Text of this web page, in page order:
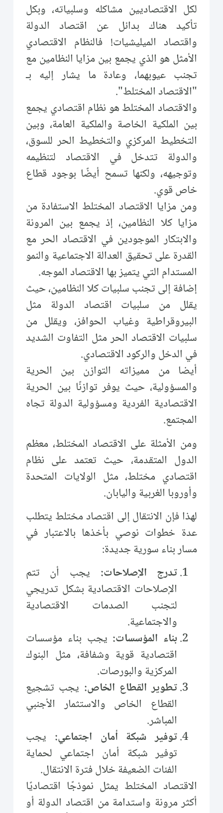
لكل الاقتصاديين مشاكله وسلبياته، وبكل
تأكيد هناك بدائل عن اقتصاد الدولة
واقتصاد الميليشيات! فالنظام الاقتصادي
الأمثل هو الذي يجمع بين مزايا النظامين مع
تجنب عيوبهما، وعادة ما يشار إليه بـ
"الاقتصاد المختلط".
والاقتصاد المختلط هو نظام اقتصادي يجمع
بين الملكية الخاصة والملكية العامة، وبين
التخطيط المركزي والتخطيط الحر للسوق،
والدولة تتدخل في الاقتصاد لتنظيمه
وتوجيهه، ولكنها تسمح أيضًا بوجود قطاع
خاص قوي.
ومن مزايا الاقتصاد المختلط الاستفادة من
مزايا كلا النظامين، إذ يجمع بين المرونة
والابتكار الموجودين في الاقتصاد الحر مع
القدرة على تحقيق العدالة الاجتماعية والنمو
المستدام التي يتميز بها الاقتصاد الموجه.
إضافة إلى تجنب سلبيات كلا النظامين، حيث
يقلل من سلبيات اقتصاد الدولة مثل
البيروقراطية وغياب الحوافز، ويقلل من
سلبيات الاقتصاد الحر مثل التفاوت الشديد
في الدخل والركود الاقتصادي.
أيضا من مميزاته التوازن بين الحرية
والمسؤولية، حيث يوفر توازنًا بين الحرية
الاقتصادية الفردية ومسؤولية الدولة تجاه
المجتمع.
ومن الأمثلة على الاقتصاد المختلط، معظم
الدول المتقدمة، حيث تعتمد على نظام
اقتصادي مختلط، مثل الولايات المتحدة
وأوروبا الغربية واليابان.
لهذا فإن الانتقال إلى اقتصاد مختلط يتطلب
عدة خطوات نوصي بأخذها بالاعتبار في
مسار بناء سورية جديدة:
تدرج الإصلاحات: يجب أن تتم
الإصلاحات الاقتصادية بشكل تدريجي
لتجنب الصدمات الاقتصادية
والاجتماعية.
بناء المؤسسات: يجب بناء مؤسسات
اقتصادية قوية وشفافة، مثل البنوك
المركزية والبورصات.
تطوير القطاع الخاص: يجب تشجيع
القطاع الخاص والاستثمار الأجنبي
المباشر.
توفير شبكة أمان اجتماعي: يجب
توفير شبكة أمان اجتماعي لحماية
الفئات الضعيفة خلال فترة الانتقال.
الاقتصاد المختلط يمثل نموذجًا اقتصاديًا
أكثر مرونة واستدامة من اقتصاد الدولة أو